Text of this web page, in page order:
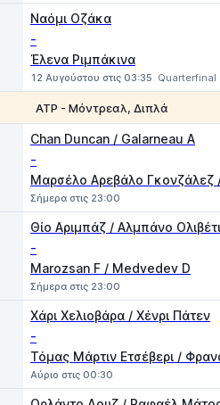
Ναόμι Οζάκα
-
Έλενα Ριμπάκινα
12 Αυγούστου στις 03:35 Quarterfinal
ATP - Μόντρεαλ, Διπλά
Chan Duncan / Galarneau A
-
Μαρσέλο Αρεβάλο Γκονζάλεζ
Σήμερα στις 23:00
Θίο Αριμπάζ / Αλμπάνο Ολιβέτι
-
Marozsan F / Medvedev D
Σήμερα στις 23:00
Χάρι Χελιοβάρα / Χένρι Πάτεν
-
Τόμας Μάρτιν Ετσέβερι /
Αύριο στις 00:30